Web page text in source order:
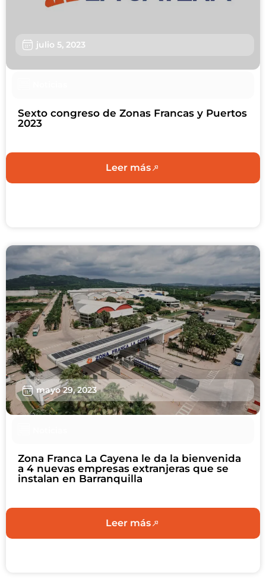
julio 5, 2023
Sexto congreso de Zonas Francas y Puertos
2023
Leer más
mayo 29, 2023
Zona Franca La Cayena le da la bienvenida
a 4 nuevas empresas extranjeras que se
instalan en Barranquilla
Leer más